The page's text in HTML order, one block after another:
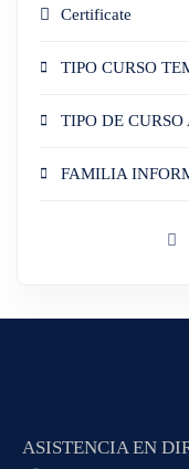
Certificate
TIPO CURSO
TIPO DE CURSO
FAMILIA
ASISTENCIA EN